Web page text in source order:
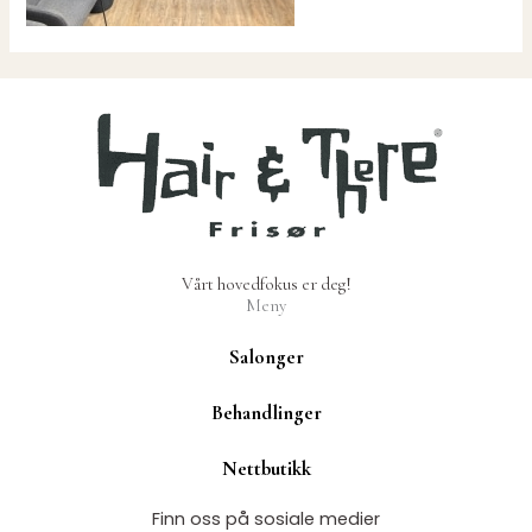
Vårt hovedfokus er deg!
Meny
Salonger
Behandlinger
Nettbutikk
Finn oss på sosiale medier